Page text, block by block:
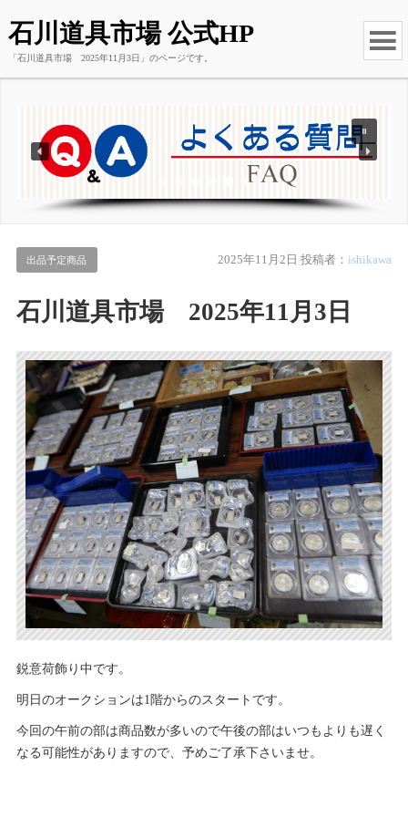
石川道具市場 公式HP
「石川道具市場 2025年11月3日」のページです。
出品予定商品 2025年11月2日 投稿者：ishikawa
石川道具市場 2025年11月3日
鋭意荷飾り中です。
明日のオークションは1階からのスタートです。
今回の午前の部は商品数が多いので午後の部はいつもよりも遅く
なる可能性がありますので、予めご了承下さいませ。